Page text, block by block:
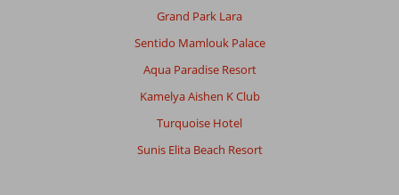
Grand Park Lara
Sentido Mamlouk Palace
Aqua Paradise Resort
Kamelya Aishen K Club
Turquoise Hotel
Sunis Elita Beach Resort